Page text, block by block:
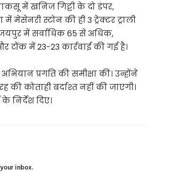
में खनिज गिट्टी के दो डंपर,
मेसेनरी स्टोन की ही 3 ट्रेक्टर ट्राली
में सर्वाधिक 65 से अधिक,
टोंक में 23-23 कार्रवाई की गई है।
प्रगति की समीक्षा की। उन्होंने
कोताही बर्दाश्त नहीं की जाएगी।
निर्देश दिए।
inbox.